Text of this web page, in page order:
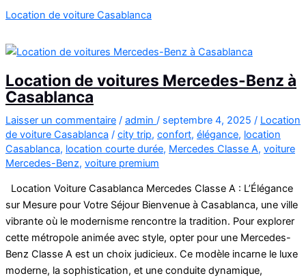
Casablanca
A3
Location de voiture Casablanca
Location de voitures Mercedes-Benz à
Casablanca
Laisser un commentaire / admin / septembre 4, 2025 / Location
de voiture Casablanca / city trip, confort, élégance, location
Casablanca, location courte durée, Mercedes Classe A, voiture
Mercedes-Benz, voiture premium
Location Voiture Casablanca Mercedes Classe A : L’Élégance
sur Mesure pour Votre Séjour Bienvenue à Casablanca, une ville
vibrante où le modernisme rencontre la tradition. Pour explorer
cette métropole animée avec style, opter pour une Mercedes-
Benz Classe A est un choix judicieux. Ce modèle incarne le luxe
moderne, la sophistication, et une conduite dynamique,